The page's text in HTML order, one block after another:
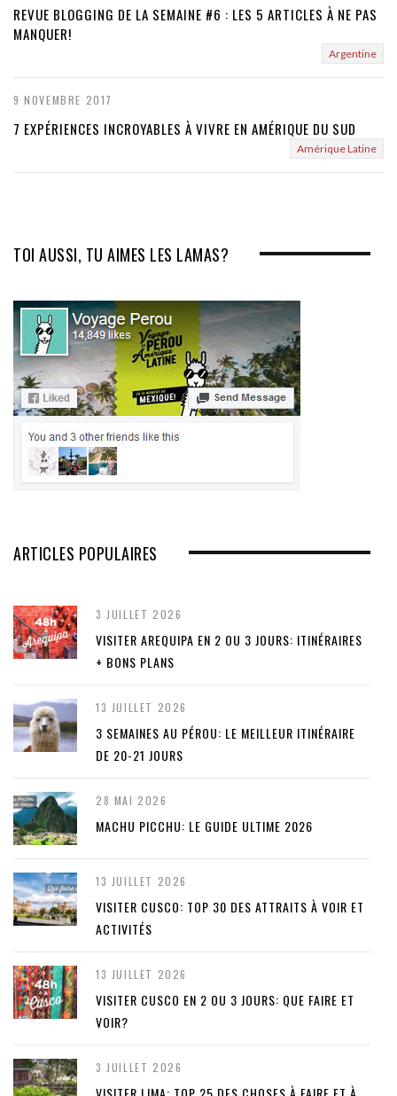
REVUE BLOGGING DE LA SEMAINE #6 : LES 5 ARTICLES À NE PAS
MANQUER!
Argentine
9 NOVEMBRE 2017
7 EXPÉRIENCES INCROYABLES À VIVRE EN AMÉRIQUE DU SUD
Amérique Latine
TOI AUSSI, TU AIMES LES LAMAS?
ARTICLES POPULAIRES
3 JUILLET 2026
VISITER AREQUIPA EN 2 OU 3 JOURS: ITINÉRAIRES
+ BONS PLANS
13 JUILLET 2026
3 SEMAINES AU PÉROU: LE MEILLEUR ITINÉRAIRE
DE 20-21 JOURS
28 MAI 2026
MACHU PICCHU: LE GUIDE ULTIME 2026
13 JUILLET 2026
VISITER CUSCO: TOP 30 DES ATTRAITS À VOIR ET
ACTIVITÉS
13 JUILLET 2026
VISITER CUSCO EN 2 OU 3 JOURS: QUE FAIRE ET
VOIR?
3 JUILLET 2026